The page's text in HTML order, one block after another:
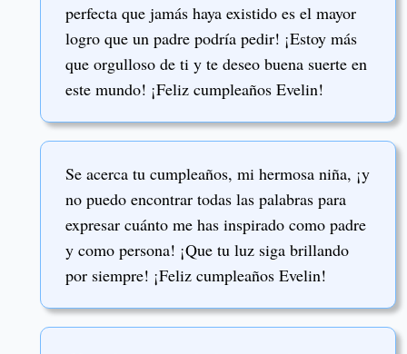
perfecta que jamás haya existido es el mayor
logro que un padre podría pedir! ¡Estoy más
que orgulloso de ti y te deseo buena suerte en
este mundo! ¡Feliz cumpleaños Evelin!
Se acerca tu cumpleaños, mi hermosa niña, ¡y
no puedo encontrar todas las palabras para
expresar cuánto me has inspirado como padre
y como persona! ¡Que tu luz siga brillando
por siempre! ¡Feliz cumpleaños Evelin!